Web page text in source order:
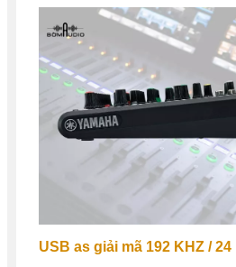
USB as giải mã 192 KHZ / 24